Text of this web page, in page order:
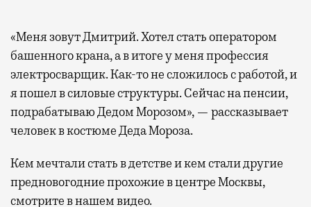
«Меня зовут Дмитрий. Хотел стать оператором
башенного крана, а в итоге у меня профессия
электросварщик. Как-то не сложилось с работой, и
я пошел в силовые структуры. Сейчас на пенсии,
подрабатываю Дедом Морозом», — рассказывает
человек в костюме Деда Мороза.
Кем мечтали стать в детстве и кем стали другие
предновогодние прохожие в центре Москвы,
смотрите в нашем видео.